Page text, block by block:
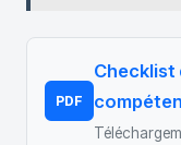
PDF
Checklist